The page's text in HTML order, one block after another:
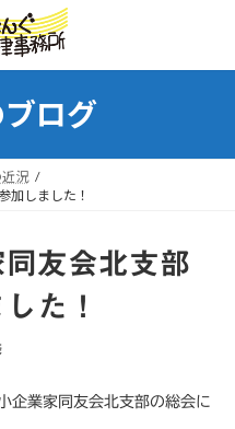
ログ
況
加しました！
友会北支部
た！
企業家同友会北支部の総会に